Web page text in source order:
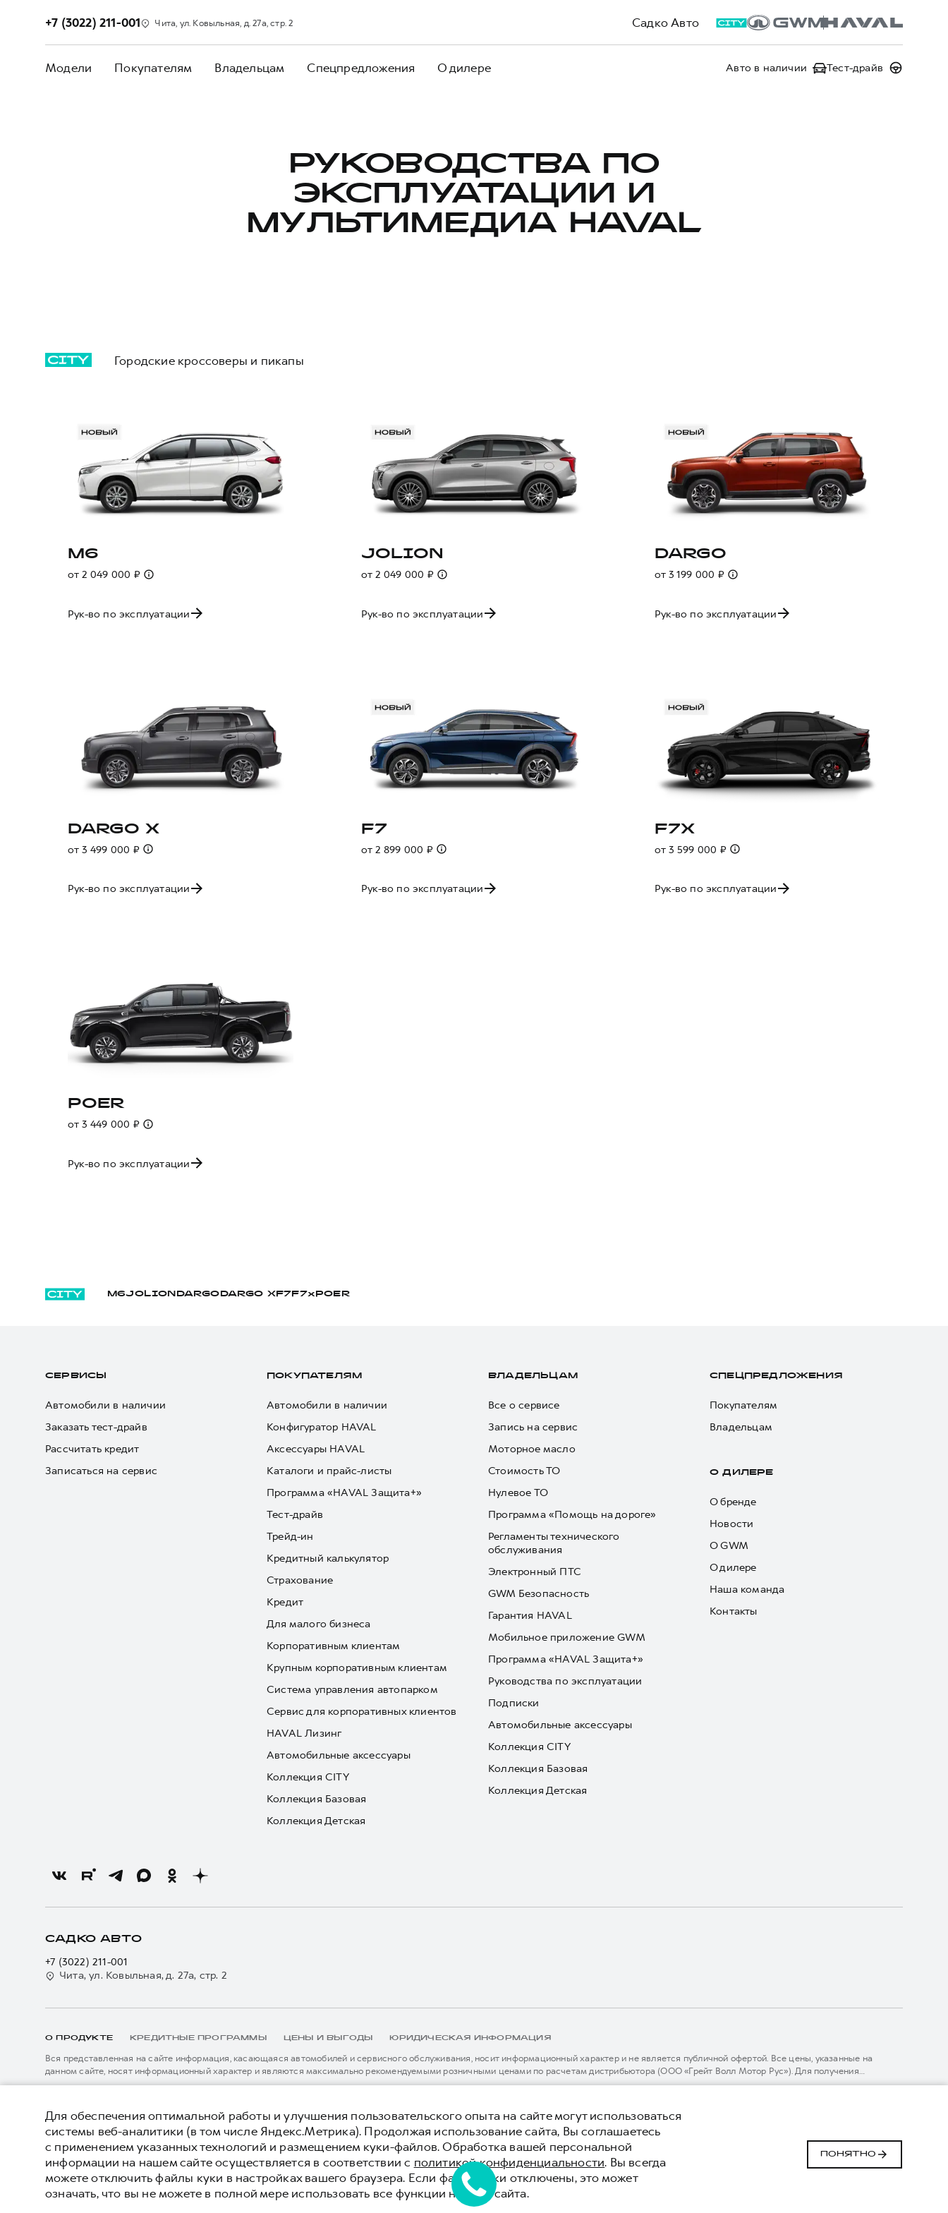
Садко Авто
+7 (3022) 211-001 Чита, ул. Ковыльная, д. 27а, стр. 2
Модели Покупателям Владельцам Спецпредложения О дилере Авто в наличии Тест-драйв
РУКОВОДСТВА ПО
ЭКСПЛУАТАЦИИ И
МУЛЬТИМЕДИА HAVAL
Городские кроссоверы и пикапы
M6
от 2 049 000 ₽
Рук-во по эксплуатации
JOLION
от 2 049 000 ₽
Рук-во по эксплуатации
DARGO
от 3 199 000 ₽
Рук-во по эксплуатации
DARGO X
от 3 499 000 ₽
Рук-во по эксплуатации
F7
от 2 899 000 ₽
Рук-во по эксплуатации
F7X
от 3 599 000 ₽
Рук-во по эксплуатации
POER
от 3 449 000 ₽
Рук-во по эксплуатации
M6JOLION DARGO DARGO Х F7 F7x POER
СЕРВИСЫ
Автомобили в наличии
Заказать тест-драйв
Рассчитать кредит
Записаться на сервис
ПОКУПАТЕЛЯМ
Автомобили в наличии
Конфигуратор HAVAL
Аксессуары HAVAL
Каталоги и прайс-листы
Программа «HAVAL Защита+»
Тест-драйв
Трейд-ин
Кредитный калькулятор
Страхование
Кредит
Для малого бизнеса
Корпоративным клиентам
Крупным корпоративным клиентам
Система управления автопарком
Сервис для корпоративных клиентов
HAVAL Лизинг
Автомобильные аксессуары
Коллекция CITY
Коллекция Базовая
Коллекция Детская
ВЛАДЕЛЬЦАМ
Все о сервисе
Запись на сервис
Моторное масло
Стоимость ТО
Нулевое ТО
Программа «Помощь на дороге»
Регламенты технического
обслуживания
Электронный ПТС
GWM Безопасность
Гарантия HAVAL
Мобильное приложение GWM
Программа «HAVAL Защита+»
Руководства по эксплуатации
Подписки
Автомобильные аксессуары
Коллекция CITY
Коллекция Базовая
Коллекция Детская
СПЕЦПРЕДЛОЖЕНИЯ
Покупателям
Владельцам
О ДИЛЕРЕ
О бренде
Новости
О GWM
О дилере
Наша команда
Контакты
САДКО АВТО
+7 (3022) 211-001
Чита, ул. Ковыльная, д. 27а, стр. 2
О ПРОДУКТЕ КРЕДИТНЫЕ ПРОГРАММЫ ЦЕНЫ И ВЫГОДЫ ЮРИДИЧЕСКАЯ ИНФОРМАЦИЯ
Вся представленная на сайте информация, касающаяся автомобилей и сервисного обслуживания, носит информационный характер и не является публичной офертой. Все цены, указанные на
данном сайте, носят информационный характер и являются максимально рекомендуемыми розничными ценами по расчетам дистрибьютора (ООО «Грейт Волл Мотор Рус»). Для получения
подробной информации просьба обращаться к ближайшему официальному дилеру ООО «Грейт Волл Мотор Рус» либо по телефону Горячей линии 8 (800) 511-59-86, либо на сайте. Опубликованная на
*5 лет поддержки включают 3 года гарантии и 2 года дополнительной сервисной поддержки. Информация в данном разделе носит ознакомительный характер. При наличии расхождений в условиях,
описанных в сервисной книжке владельца автомобиля и на данной странице, приоритет отдается сведениям, указанным в сервисной книжке. ООО «Грейт Волл Мотор Рус» оставляет за собой право
внесения изменений в гарантийную политику без предварительного уведомления.
© 2026 ООО «Грейт Волл Мотор Рус»
© 2026 ООО «Садко АВТО»
Политика конфиденциальности Юридическая информация Сделано в ПЕРКС
Для обеспечения оптимальной работы и улучшения пользовательского опыта на сайте могут использоваться
системы веб-аналитики (в том числе Яндекс.Метрика). Продолжая использование сайта, Вы соглашаетесь
с применением указанных технологий и размещением куки-файлов. Обработка вашей персональной
информации на нашем сайте осуществляется в соответствии с политикой конфиденциальности. Вы всегда
можете отключить файлы куки в настройках вашего браузера. Если файлы куки отключены, это может
означать, что вы не можете в полной мере использовать все функции нашего сайта.
ПОНЯТНО